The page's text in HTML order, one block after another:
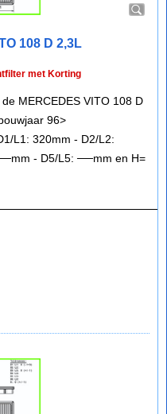
108 D 2,3L
met Korting
MERCEDES VITO 108 D
96>
L1: 320mm - D2/L2:
- D5/L5: ──mm en H=